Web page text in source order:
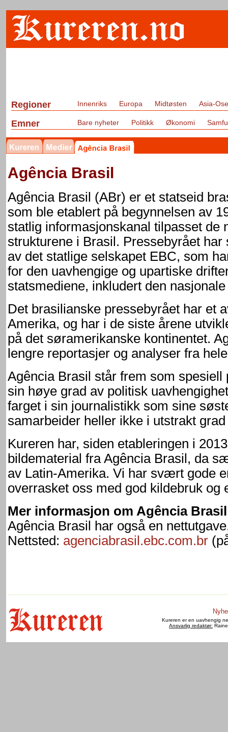
Regioner Innenriks Europa Midtøsten Asia-
Emner Bare nyheter Politikk Økonomi
Agência Brasil
Agência Brasil (ABr) er et statseid
som ble etablert på begynnelsen av
statlig informasjonskanal tilpasset de
strukturene i Brasil. Pressebyrået
av det statlige selskapet EBC, som
for den uavhengige og upartiske
statsmediene, inkludert den
Det brasilianske pressebyrået har et
Amerika, og har i de siste årene
på det søramerikanske kontinentet.
lengre reportasjer og analyser fra
Agência Brasil står frem som
sin høye grad av politisk
farget i sin journalistikk som sine
samarbeider heller ikke i utstrakt
Kureren har, siden etableringen i
bildematerial fra Agência Brasil, da
av Latin-Amerika. Vi har svært gode
overrasket oss med god kildebruk og
Mer informasjon om Agência Brasil
Agência Brasil har også en
Nettsted: agenciabrasil.ebc.com.br
Kureren er en uavhengig
Ansvarlig redaktør: